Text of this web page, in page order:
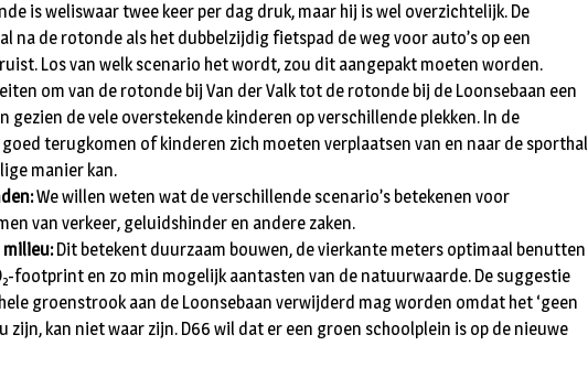
is weliswaar twee keer per dag druk, maar hij is wel overzichtelijk. De
na de rotonde als het dubbelzijdig fietspad de weg voor auto’s op een
Los van welk scenario het wordt, zou dit aangepakt moeten worden.
om van de rotonde bij Van der Valk tot de rotonde bij de Loonsebaan een
gezien de vele overstekende kinderen op verschillende plekken. In de
goed terugkomen of kinderen zich moeten verplaatsen van en naar de sporthal
manier kan.
We willen weten wat de verschillende scenario’s betekenen voor
van verkeer, geluidshinder en andere zaken.
milieu:Dit betekent duurzaam bouwen, de vierkante meters optimaal benutten
2-footprint en zo min mogelijk aantasten van de natuurwaarde. De suggestie
groenstrook aan de Loonsebaan verwijderd mag worden omdat het ‘geen
zijn, kan niet waar zijn. D66 wil dat er een groen schoolplein is op de nieuwe